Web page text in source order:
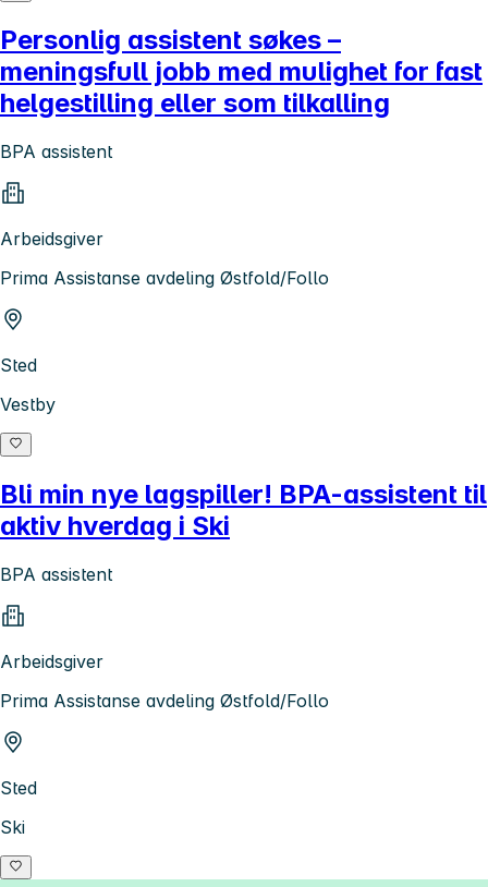
Personlig assistent søkes –
meningsfull jobb med mulighet for fast
helgestilling eller som tilkalling
BPA assistent
Arbeidsgiver
Prima Assistanse avdeling Østfold/Follo
Sted
Vestby
Bli min nye lagspiller! BPA-assistent til
aktiv hverdag i Ski
BPA assistent
Arbeidsgiver
Prima Assistanse avdeling Østfold/Follo
Sted
Ski